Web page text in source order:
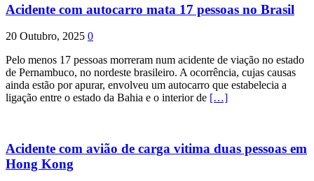
Acidente com autocarro mata 17 pessoas no Brasil
20 Outubro, 2025 0
Pelo menos 17 pessoas morreram num acidente de viação no estado
de Pernambuco, no nordeste brasileiro. A ocorrência, cujas causas
ainda estão por apurar, envolveu um autocarro que estabelecia a
ligação entre o estado da Bahia e o interior de […]
Acidente com avião de carga vitima duas pessoas em
Hong Kong